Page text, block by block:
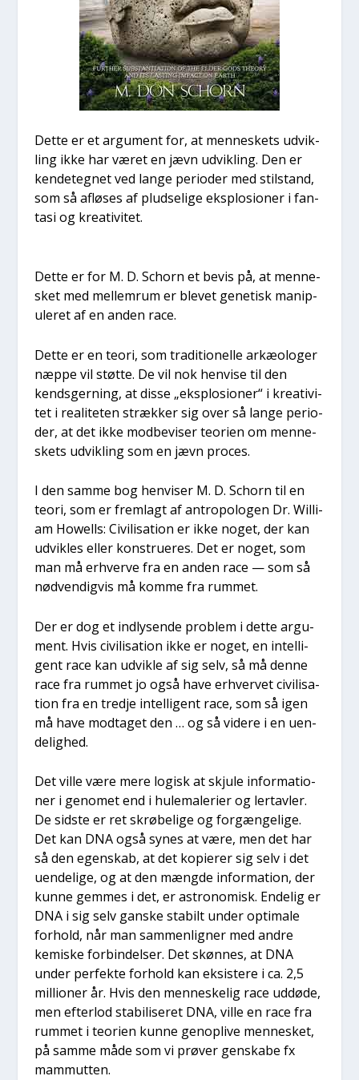
Det­te er et argu­ment for, at men­ne­skets udvik­
ling ikke har været en jævn udvik­ling. Den er
ken­de­teg­net ved lan­ge peri­o­der med stil­stand,
som så aflø­ses af plud­se­li­ge eks­plo­sio­ner i fan­
ta­si og kre­a­ti­vi­tet.
Det­te er for M. D. Schorn et bevis på, at men­ne­
sket med mel­lem­rum er ble­vet gene­tisk mani­p­
u­le­ret af en anden race.
Det­te er en teo­ri, som tra­di­tio­nel­le arkæ­o­lo­ger
næp­pe vil støt­te. De vil nok hen­vi­se til den
kends­ger­ning, at dis­se „eks­plo­sio­ner“ i kre­a­ti­vi­
tet i rea­li­te­ten stræk­ker sig over så lan­ge peri­o­
der, at det ikke mod­be­vi­ser teo­ri­en om men­ne­
skets udvik­ling som en jævn pro­ces.
I den sam­me bog hen­vi­ser M. D. Schorn til en
teo­ri, som er frem­lagt af antro­po­lo­gen Dr. Wil­li­
am Howells: Civi­li­sa­tion er ikke noget, der kan
udvik­les eller kon­stru­e­res. Det er noget, som
man må erhver­ve fra en anden race — som så
nød­ven­dig­vis må kom­me fra rum­met.
Der er dog et ind­ly­sen­de pro­blem i det­te argu­
ment. Hvis civi­li­sa­tion ikke er noget, en intel­li­
gent race kan udvik­le af sig selv, så må den­ne
race fra rum­met jo også have erhver­vet civi­li­sa­
tion fra en tred­je intel­li­gent race, som så igen
må have mod­ta­get den … og så vide­re i en uen­
de­lig­hed.
Det vil­le være mere logisk at skju­le infor­ma­tio­
ner i geno­met end i hule­ma­le­ri­er og lertav­ler.
De sid­ste er ret skrø­be­li­ge og for­gæn­ge­li­ge.
Det kan DNA også synes at være, men det har
så den egen­skab, at det kopi­e­rer sig selv i det
uen­de­li­ge, og at den mæng­de infor­ma­tion, der
kun­ne gem­mes i det, er astro­no­misk. Ende­lig er
DNA i sig selv gan­ske sta­bilt under opti­ma­le
for­hold, når man sam­men­lig­ner med andre
kemi­ske for­bin­del­ser. Det skøn­nes, at DNA
under per­fek­te for­hold kan eksi­ste­re i ca. 2,5
mil­li­o­ner år. Hvis den men­ne­ske­lig race uddø­de,
men efter­lod sta­bi­li­se­ret DNA, vil­le en race fra
rum­met i teo­ri­en kun­ne genop­li­ve men­ne­sket,
på sam­me måde som vi prø­ver gen­ska­be fx
mam­mut­ten.